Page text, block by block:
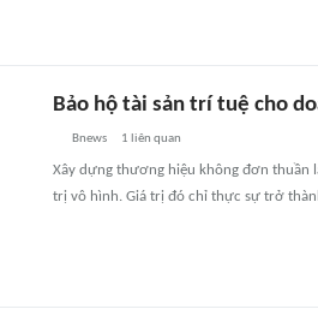
Bảo hộ tài sản trí tuệ cho
Bnews 1 liên quan
Xây dựng thương hiệu không đơn thuần
trị vô hình. Giá trị đó chỉ thực sự trở